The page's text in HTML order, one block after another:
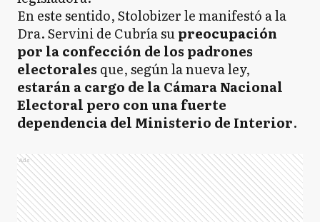
En este sentido, Stolobizer le manifestó a la
Dra. Servini de Cubría supreocupación
por la confección de los padrones
electorales que, según la nueva ley,
estarán a cargo de la Cámara Nacional
Electoral pero con una fuerte
dependencia del Ministerio de Interior.
Ads